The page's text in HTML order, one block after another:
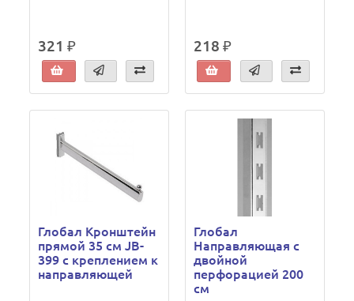
321 ₽ 218 ₽
Глобал Кронштейн
прямой 35 см JB-
399 с креплением к
направляющей
Глобал
Направляющая с
двойной
перфорацией 200
см